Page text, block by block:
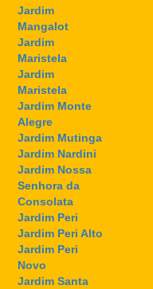
Jardim
Mangalot
Jardim
Maristela
Jardim
Maristela
Jardim Monte
Alegre
Jardim Mutinga
Jardim Nardini
Jardim Nossa
Senhora da
Consolata
Jardim Peri
Jardim Peri Alto
Jardim Peri
Novo
Jardim Santa